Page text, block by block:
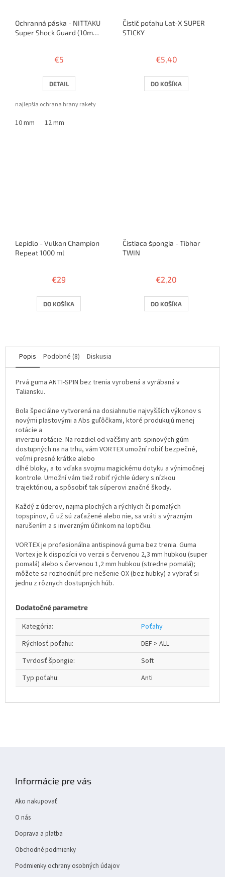
Ochranná páska - NITTAKU
Super Shock Guard (10mm
€5
DETAIL
najlepšia ochrana hrany rakety
10 mm 12 mm
Čistič poťahu Lat-X SUPER
STICKY
€5,40
DO KOŠÍKA
Lepidlo - Vulkan Champion
Repeat 1000 ml
€29
DO KOŠÍKA
Čistiaca špongia - Tibhar
TWIN
€2,20
DO KOŠÍKA
Popis Podobné (8) Diskusia
Prvá guma ANTI-SPIN bez trenia vyrobená a vyrábaná v
Taliansku.
Bola špeciálne vytvorená na dosiahnutie najvyšších výkonov s
novými plastovými a Abs guľôčkami, ktoré produkujú menej
rotácie a
inverziu rotácie. Na rozdiel od väčšiny anti-spinových gúm
dostupných na na trhu, vám VORTEX umožní robiť bezpečné,
veľmi presné krátke alebo
dlhé bloky, a to vďaka svojmu magickému dotyku a výnimočnej
kontrole. Umožní vám tiež robiť rýchle údery s nízkou
trajektóriou, a spôsobiť tak súperovi značné škody.
Každý z úderov, najmä plochých a rýchlych či pomalých
topspinov, či už sú zaťažené alebo nie, sa vráti s výrazným
narušením a s inverzným účinkom na loptičku.
VORTEX je profesionálna antispinová guma bez trenia. Guma
Vortex je k dispozícii vo verzii s červenou 2,3 mm hubkou (super
pomalá) alebo s červenou 1,2 mm hubkou (stredne pomalá);
môžete sa rozhodnúť pre riešenie OX (bez hubky) a vybrať si
jednu z rôznych dostupných húb.
Dodatočné parametre
Kategória:
Poťahy
Rýchlosť poťahu:
DEF > ALL
Tvrdosť špongie:
Soft
Typ poťahu: Anti
Informácie pre vás
Ako nakupovať
O nás
Doprava a platba
Obchodné podmienky
Podmienky ochrany osobných údajov